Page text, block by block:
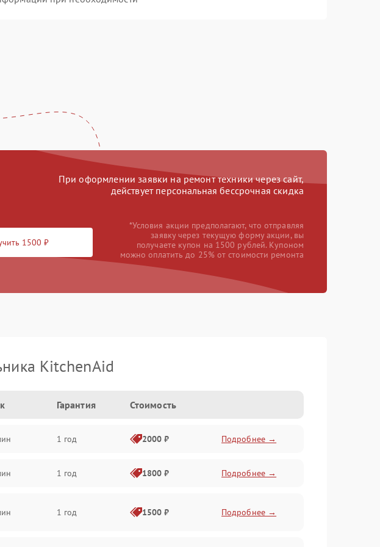
При оформлении заявки на ремонт техники через сайт,
действует персональная бессрочная скидка
1500 ₽
*Условия акции предполагают, что отправляя
заявку через текущую форму акции, вы
получаете купон на 1500 рублей. Купоном
можно оплатить до 25% от стоимости ремонта
KitchenAid
Гарантия Стоимость
1 год 2000 ₽ Подробнее →
1 год 1800 ₽ Подробнее →
1 год 1500 ₽ Подробнее →